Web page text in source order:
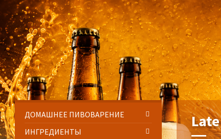
to
content
to
left
sidebar
to
right
sidebar
to
footer
ДОМАШНЕЕ ПИВОВАРЕНИЕ
ИНГРЕДИЕНТЫ